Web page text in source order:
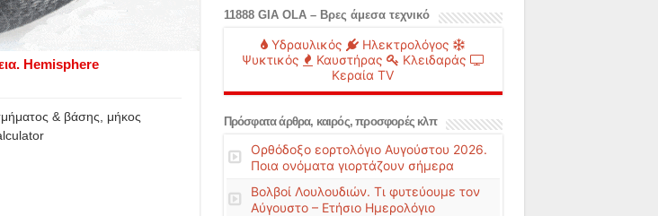
Hemisphere
& βάσης, μήκος
11888 GIA OLA – Βρες άμεσα τεχνικό
Υδραυλικός
Ηλεκτρολόγος
Ψυκτικός
Καυστήρας
Κλειδαράς
Κεραία TV
Πρόσφατα άρθρα, καιρός, προσφορές κλπ
Ορθόδοξο εορτολόγιο Αυγούστου 2026.
Ποια ονόματα γιορτάζουν σήμερα
Βολβοί Λουλουδιών. Τι φυτεύουμε τον
Αύγουστο – Ετήσιο Ημερολόγιο